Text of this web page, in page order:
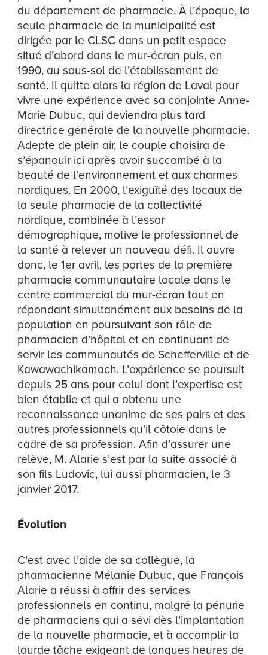
du département de pharmacie. À l’époque, la
seule pharmacie de la municipalité est
dirigée par le CLSC dans un petit espace
situé d’abord dans le mur-écran puis, en
1990, au sous-sol de l’établissement de
santé. Il quitte alors la région de Laval pour
vivre une expérience avec sa conjointe Anne-
Marie Dubuc, qui deviendra plus tard
directrice générale de la nouvelle pharmacie.
Adepte de plein air, le couple choisira de
s’épanouir ici après avoir succombé à la
beauté de l’environnement et aux charmes
nordiques. En 2000, l’exiguïté des locaux de
la seule pharmacie de la collectivité
nordique, combinée à l’essor
démographique, motive le professionnel de
la santé à relever un nouveau défi. Il ouvre
donc, le 1er avril, les portes de la première
pharmacie communautaire locale dans le
centre commercial du mur-écran tout en
répondant simultanément aux besoins de la
population en poursuivant son rôle de
pharmacien d’hôpital et en continuant de
servir les communautés de Schefferville et de
Kawawachikamach. L’expérience se poursuit
depuis 25 ans pour celui dont l’expertise est
bien établie et qui a obtenu une
reconnaissance unanime de ses pairs et des
autres professionnels qu’il côtoie dans le
cadre de sa profession. Afin d’assurer une
relève, M. Alarie s’est par la suite associé à
son fils Ludovic, lui aussi pharmacien, le 3
janvier 2017.
Évolution
C’est avec l’aide de sa collègue, la
pharmacienne Mélanie Dubuc, que François
Alarie a réussi à offrir des services
professionnels en continu, malgré la pénurie
de pharmaciens qui a sévi dès l’implantation
de la nouvelle pharmacie, et à accomplir la
lourde tâche exigeant de longues heures de